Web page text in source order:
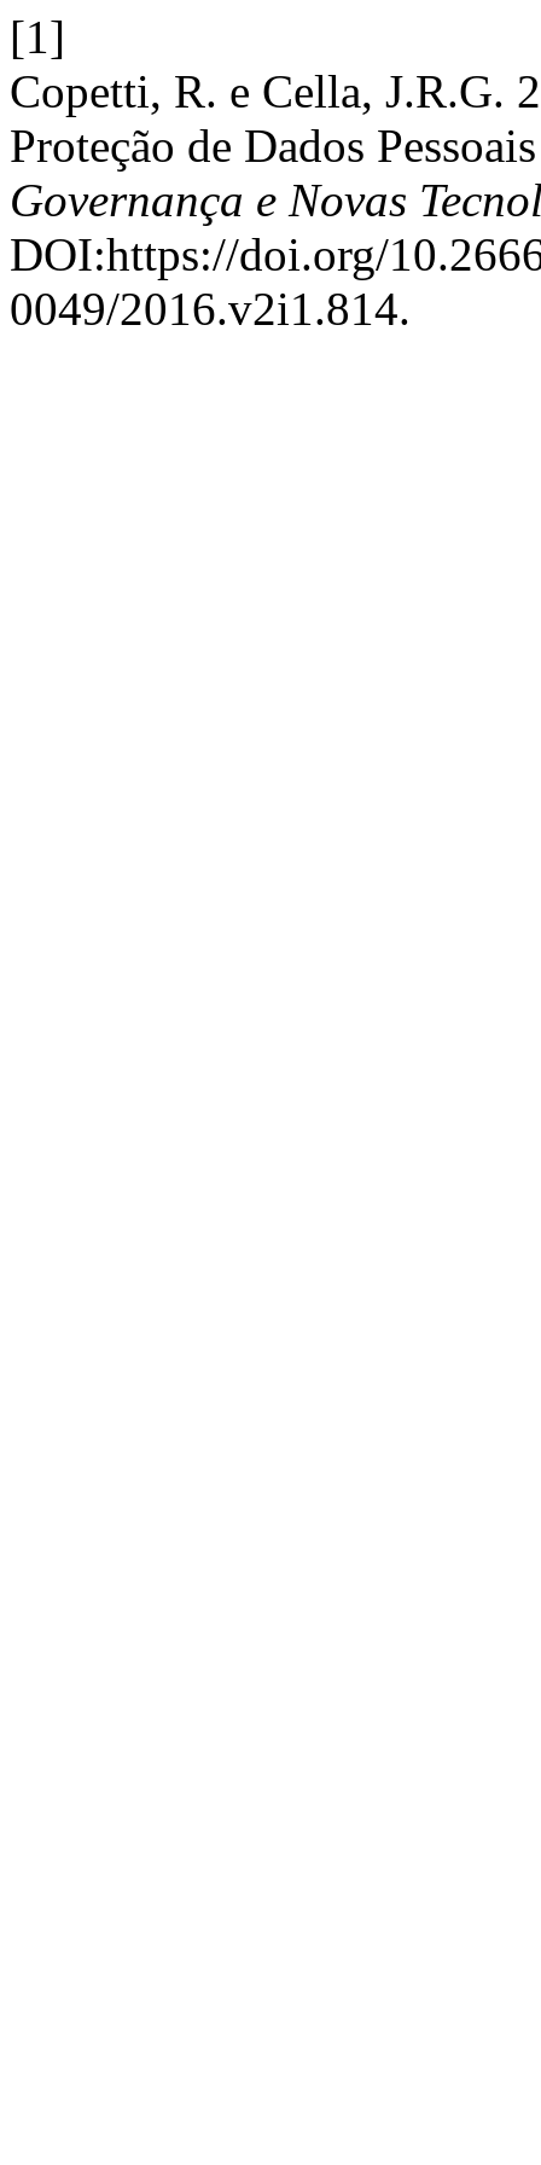
[1]
Copetti, R. e Cella, J.R.G.
Proteção de Dados
Governança e Novas
DOI:https://doi.org/
0049/2016.v2i1.814.